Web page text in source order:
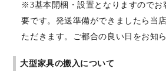
※3基本開梱・設置となりますのでお
要です。発送準備ができましたら当
ただきます。ご都合の良い日をお知
大型家具の搬入について